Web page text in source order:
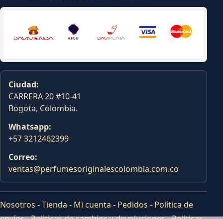
Ciudad:
CARRERA 20 #10-41
Bogota, Colombia.
Whatsapp:
+57 3212462399
Correo:
ventas@perfumesoriginalescolombia.com.co
Nosotros -Tienda - Mi cuenta - Pedidos - Política de